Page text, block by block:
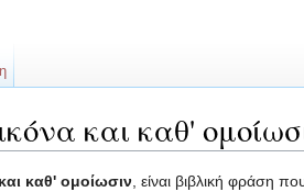
και καθ'
καθ' ομοίωσιν, είναι βιβλική φράση